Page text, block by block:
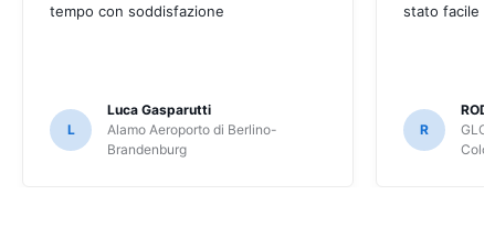
tempo con soddisfazione
L
Luca Gasparutti
Alamo Aeroporto di Berlino-
Brandenburg
stato facile
R